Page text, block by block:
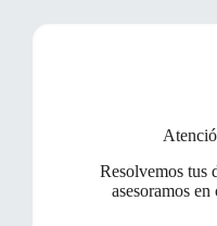
Resolvemos tus
asesoramos